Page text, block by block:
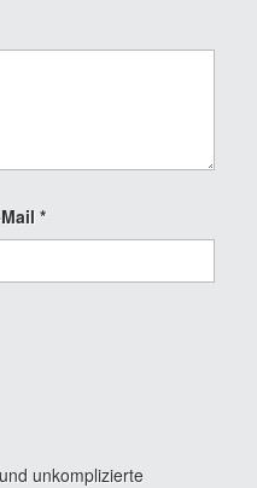
*
unkomplizierte